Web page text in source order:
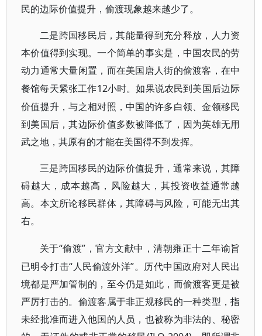
民的边际价值提升，偷渡现象越来越少了。
二是跨国移民后，其能量得到充分释放，人力资
本价值得到实现。一个简单的事实是，中国农民的劳
动力通常大量闲置，而在美国唐人街的偷渡客，在中
餐馆每天紧张工作12小时。如果说农民到美国后边际
价值提升，与之相对照，中国的许多白领、金领移民
到美国后，其边际价值多数被降低了，因为英雄无用
武之地，其原有的才能在美国得不到发挥。
三是跨国移民的边际价值提升，通常来说，其障
碍越大，成本越高，风险越大，其投资收益通常越
高。本文所论移民群体，其障碍与风险，可能无出其
右。
关于“偷渡”，官方文献中，清朝雍正十二年谕旨
已明令打击“人民偷渡外洋”。历代中国政府对人民出
境都是严加管制的，至今仍是如此，而偷渡客更是被
严厉打击的。偷渡客属于非正规移民的一种类型，指
未经批准而进入他国的人员，也被称为非法的、秘密